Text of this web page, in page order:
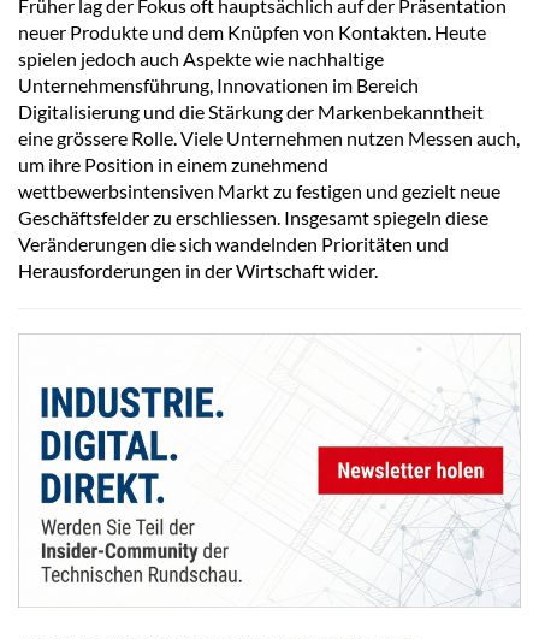
Früher lag der Fokus oft hauptsächlich auf der Präsentation
neuer Produkte und dem Knüpfen von Kontakten. Heute
spielen jedoch auch Aspekte wie nachhaltige
Unternehmensführung, Innovationen im Bereich
Digitalisierung und die Stärkung der Markenbekanntheit
eine grössere Rolle. Viele Unternehmen nutzen Messen auch,
um ihre Position in einem zunehmend
wettbewerbsintensiven Markt zu festigen und gezielt neue
Geschäftsfelder zu erschliessen. Insgesamt spiegeln diese
Veränderungen die sich wandelnden Prioritäten und
Herausforderungen in der Wirtschaft wider.